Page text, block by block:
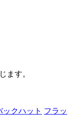
ます。
ックハット フラッ